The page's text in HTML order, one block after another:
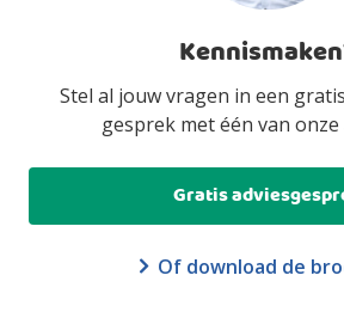
Stel al jouw vragen in een
gesprek met één van onze
Gratis
Of download de